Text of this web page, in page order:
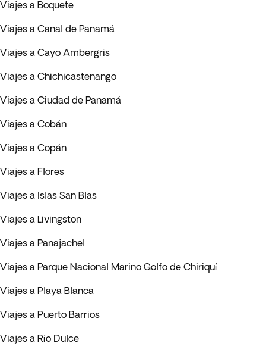
Viajes a Boquete
Viajes a Canal de Panamá
Viajes a Cayo Ambergris
Viajes a Chichicastenango
Viajes a Ciudad de Panamá
Viajes a Cobán
Viajes a Copán
Viajes a Flores
Viajes a Islas San Blas
Viajes a Livingston
Viajes a Panajachel
Viajes a Parque Nacional Marino Golfo de Chiriquí
Viajes a Playa Blanca
Viajes a Puerto Barrios
Viajes a Río Dulce